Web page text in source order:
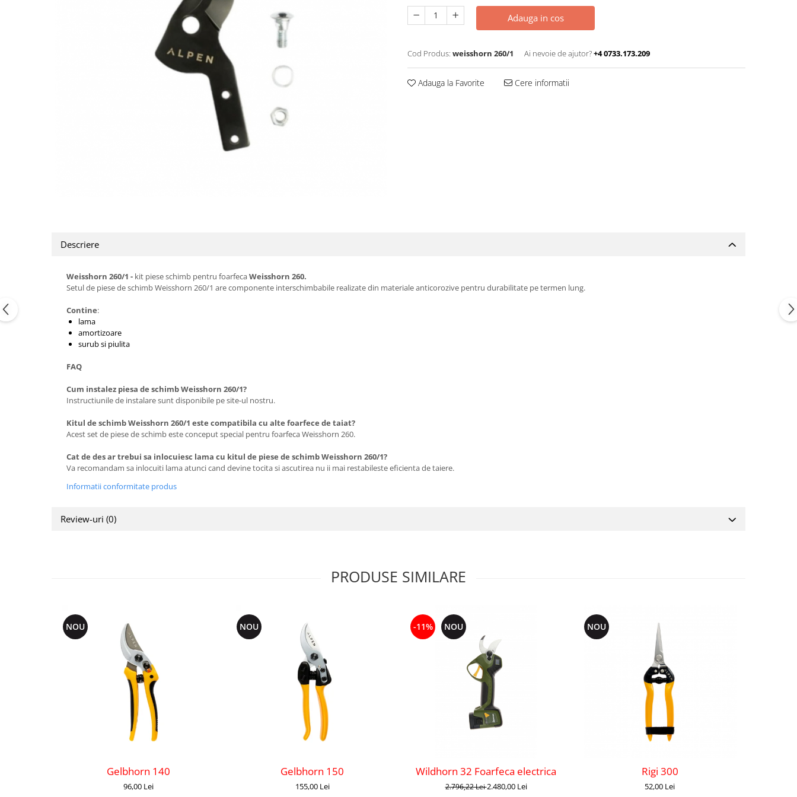
Adauga in cos
Cod Produs: weisshorn 260/1 Ai nevoie de ajutor?+4 0733.173.209
Adauga la Favorite Cere informatii
Descriere
Weisshorn 260/1 - kit piese schimb pentru foarfecaWeisshorn 260.
Setul de piese de schimb Weisshorn 260/1 are componente interschimbabile realizate din materiale anticorozive pentru durabilitate pe termen lung.
Contine:
lama
amortizoare
surub si piulita
FAQ
Cum instalez piesa de schimb Weisshorn 260/1?
Instructiunile de instalare sunt disponibile pe site-ul nostru.
Kitul de schimb Weisshorn 260/1 este compatibila cu alte foarfece de taiat?
Acest set de piese de schimb este conceput special pentru foarfeca Weisshorn 260.
Cat de des ar trebui sa inlocuiesc lama cu kitul de piese de schimb Weisshorn 260/1?
Va recomandam sa inlocuiti lama atunci cand devine tocita si ascutirea nu ii mai restabileste eficienta de taiere.
Informatii conformitate produs
Review-uri (0)
PRODUSE SIMILARE
NOU
Gelbhorn 140
96,00 Lei
NOU
Gelbhorn 150
155,00 Lei
-11% NOU
Wildhorn 32 Foarfeca electrica
2.796,22 Lei2.480,00 Lei
NOU
Rigi 300
52,00 Lei